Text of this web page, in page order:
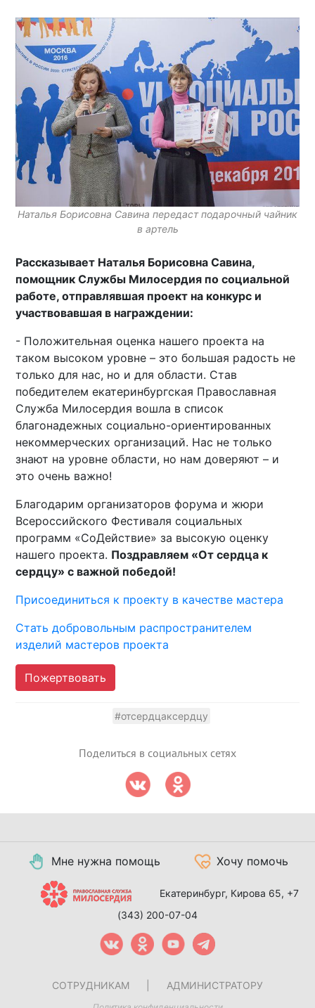
Наталья Борисовна Савина передаст подарочный чайник
в артель
Рассказывает Наталья Борисовна Савина,
помощник Службы Милосердия по социальной
работе, отправлявшая проект на конкурс и
участвовавшая в награждении:
- Положительная оценка нашего проекта на
таком высоком уровне – это большая радость не
только для нас, но и для области. Став
победителем екатеринбургская Православная
Служба Милосердия вошла в список
благонадежных социально-ориентированных
некоммерческих организаций. Нас не только
знают на уровне области, но нам доверяют – и
это очень важно!
Благодарим организаторов форума и жюри
Всероссийского Фестиваля социальных
программ «СоДействие» за высокую оценку
нашего проекта. Поздравляем «От сердца к
сердцу» с важной победой!
Присоединиться к проекту в качестве мастера
Стать добровольным распространителем
изделий мастеров проекта
Пожертвовать
#отсердцаксердцу
Поделиться в социальных сетях
Мне нужна помощь Хочу помочь
Екатеринбург, Кирова 65, +7
(343) 200-07-04
СОТРУДНИКАМ АДМИНИСТРАТОРУ